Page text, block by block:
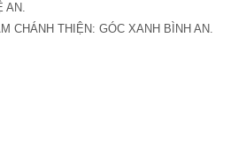
AN.
CHÁNH THIỆN: GÓC XANH BÌNH AN.